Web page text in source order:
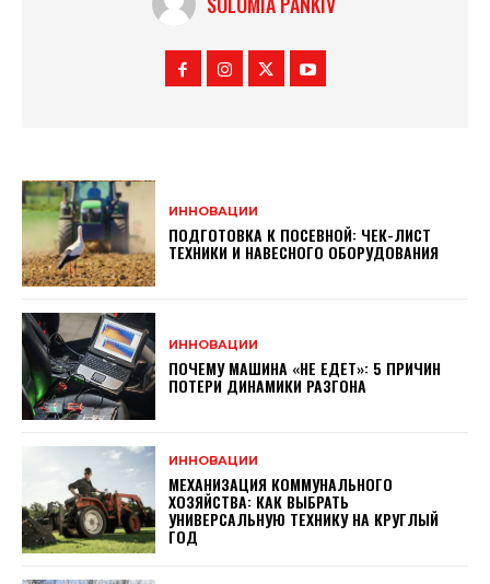
ИННОВАЦИИ
ПОДГОТОВКА К ПОСЕВНОЙ: ЧЕК-ЛИСТ
ТЕХНИКИ И НАВЕСНОГО ОБОРУДОВАНИЯ
ИННОВАЦИИ
ПОЧЕМУ МАШИНА «НЕ ЕДЕТ»: 5 ПРИЧИН
ПОТЕРИ ДИНАМИКИ РАЗГОНА
ИННОВАЦИИ
МЕХАНИЗАЦИЯ КОММУНАЛЬНОГО
ХОЗЯЙСТВА: КАК ВЫБРАТЬ
УНИВЕРСАЛЬНУЮ ТЕХНИКУ НА КРУГЛЫЙ
ГОД